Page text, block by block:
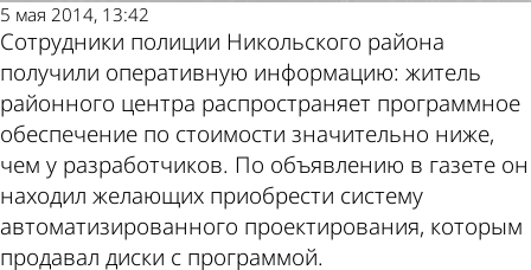
5 мая 2014, 13:42
Сотрудники полиции Никольского района
получили оперативную информацию: житель
районного центра распространяет программное
обеспечение по стоимости значительно ниже,
чем у разработчиков. По объявлению в газете он
находил желающих приобрести систему
автоматизированного проектирования, которым
продавал диски с программой.